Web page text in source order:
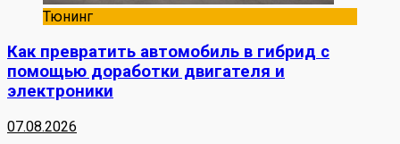
Тюнинг
Как превратить автомобиль в гибрид с
помощью доработки двигателя и
электроники
07.08.2026